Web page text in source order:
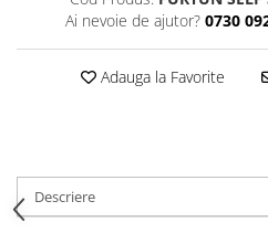
Ai nevoie de ajutor? 0730
Adauga la Favorite
Descriere